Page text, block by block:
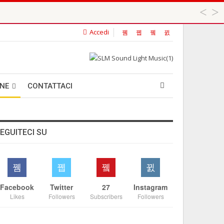
Accedi
CONTATTACI
SU
Facebook
Likes
Twitter
Followers
27
Subscribers
Instagram
Followers